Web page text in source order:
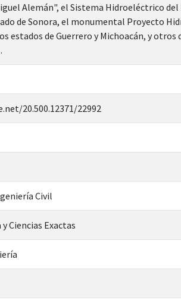
Alemán", el Sistema Hidroeléctrico
de Sonora, el monumental Proyecto
estados de Guerrero y Michoacán, y
20.500.12371/22992
Civil
Ciencias Exactas